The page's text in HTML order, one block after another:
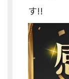
す!!